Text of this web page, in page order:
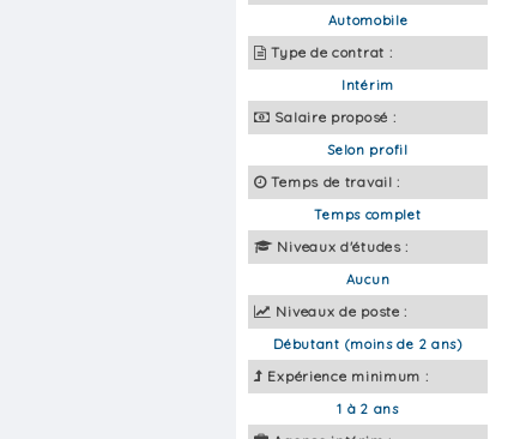
Automobile
Type de contrat :
Intérim
Salaire proposé :
Selon profil
Temps de travail :
Temps complet
Niveaux d'études :
Aucun
Niveaux de poste :
Débutant (moins de 2 ans)
Expérience minimum :
1 à 2 ans